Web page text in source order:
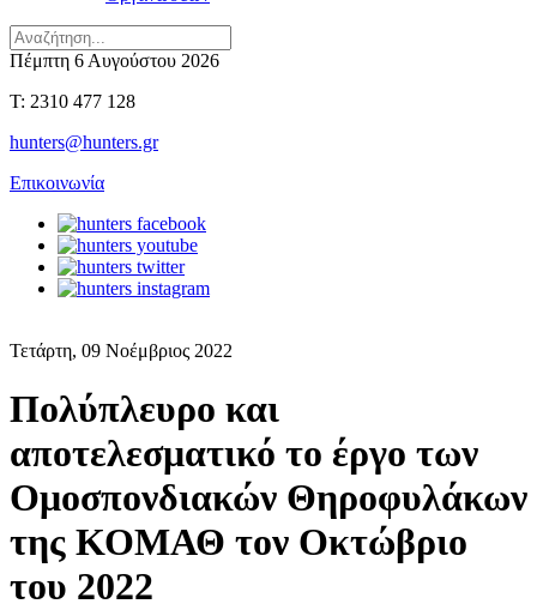
Πέμπτη 6 Αυγούστου 2026
T: 2310 477 128
hunters@hunters.gr
Επικοινωνία
Τετάρτη, 09 Νοέμβριος 2022
Πολύπλευρο και
αποτελεσματικό το έργο των
Ομοσπονδιακών Θηροφυλάκων
της ΚΟΜΑΘ τον Οκτώβριο
του 2022